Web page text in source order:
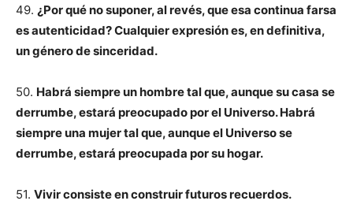
49. ¿Por qué no suponer, al revés, que esa continua farsa
es autenticidad? Cualquier expresión es, en definitiva,
un género de sinceridad.
50. Habrá siempre un hombre tal que, aunque su casa se
derrumbe, estará preocupado por el Universo. Habrá
siempre una mujer tal que, aunque el Universo se
derrumbe, estará preocupada por su hogar.
51. Vivir consiste en construir futuros recuerdos.